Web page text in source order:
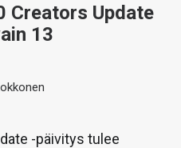
Creators Update
13
-päivitys tulee